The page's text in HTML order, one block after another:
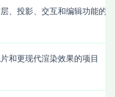
、投影、交互和编辑功能的开
和更现代渲染效果的项目